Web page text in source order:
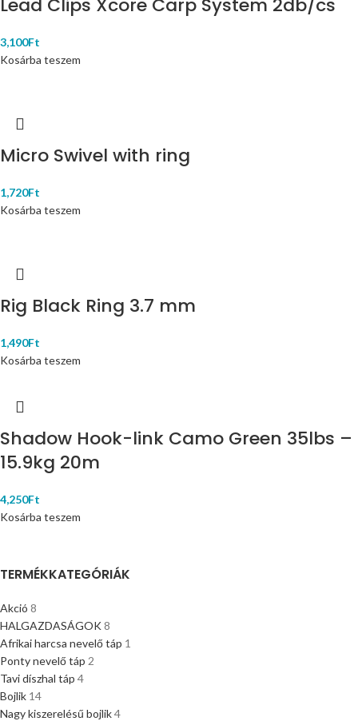
TERMÉKKATEGÓRIÁK
Akció 8
HALGAZDASÁGOK8
Afrikai harcsa nevelő táp 1
Ponty nevelő táp 2
Tavi díszhal táp 4
Bojlik 14
Nagy kiszerelésű bojlik4
Lead Clips Xcore Carp System 2db/cs
3,100Ft
Kosárba teszem
Micro Swivel with ring
1,720Ft
Kosárba teszem
Rig Black Ring 3.7 mm
1,490Ft
Kosárba teszem
Shadow Hook-link Camo Green 35lbs –
15.9kg 20m
4,250Ft
Kosárba teszem